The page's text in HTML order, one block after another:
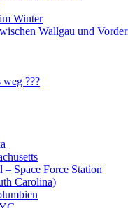
Winter
Wallgau und
weg ???
– Space Force Station
Carolina)